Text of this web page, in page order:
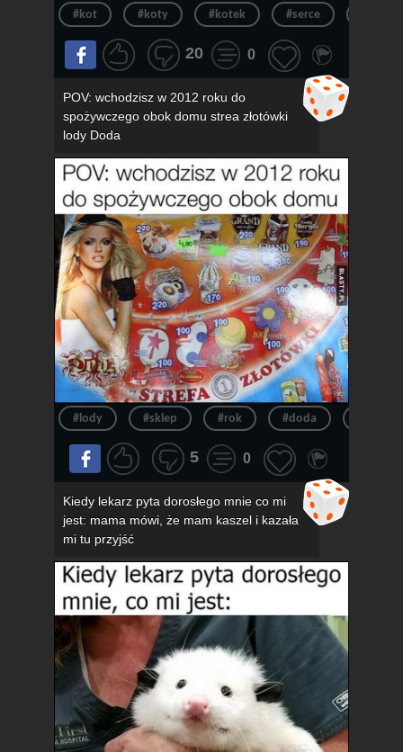
#kot #koty #kotek #serce
20 0
POV: wchodzisz w 2012 roku do
spożywczego obok domu strea złotówki
lody Doda
#lody #sklep #rok #doda
5 0
Kiedy lekarz pyta dorosłego mnie co mi
jest: mama mówi, że mam kaszel i kazała
mi tu przyjść